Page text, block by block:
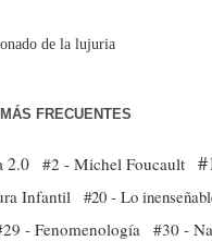
de la lujuria
FRECUENTES
2.0 #2 - Michel Foucault
Infantil #20 - Lo
- Fenomenología
#30 -